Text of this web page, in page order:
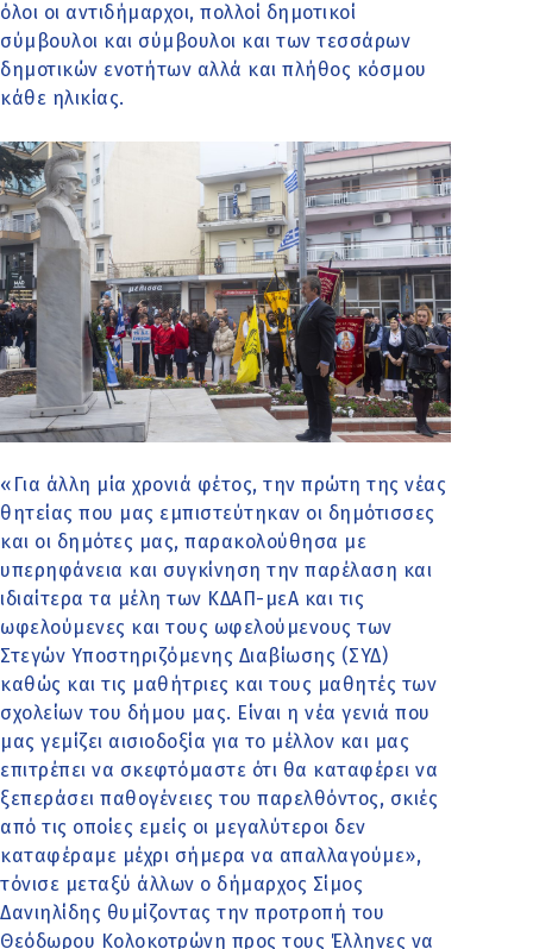
όλοι οι αντιδήμαρχοι, πολλοί δημοτικοί
σύμβουλοι και σύμβουλοι και των τεσσάρων
δημοτικών ενοτήτων αλλά και πλήθος κόσμου
κάθε ηλικίας.
«Για άλλη μία χρονιά φέτος, την πρώτη της νέας
θητείας που μας εμπιστεύτηκαν οι δημότισσες
και οι δημότες μας, παρακολούθησα με
υπερηφάνεια και συγκίνηση την παρέλαση και
ιδιαίτερα τα μέλη των ΚΔΑΠ-μεΑ και τις
ωφελούμενες και τους ωφελούμενους των
Στεγών Υποστηριζόμενης Διαβίωσης (ΣΥΔ)
καθώς και τις μαθήτριες και τους μαθητές των
σχολείων του δήμου μας. Είναι η νέα γενιά που
μας γεμίζει αισιοδοξία για το μέλλον και μας
επιτρέπει να σκεφτόμαστε ότι θα καταφέρει να
ξεπεράσει παθογένειες του παρελθόντος, σκιές
από τις οποίες εμείς οι μεγαλύτεροι δεν
καταφέραμε μέχρι σήμερα να απαλλαγούμε»,
τόνισε μεταξύ άλλων ο δήμαρχος Σίμος
Δανιηλίδης θυμίζοντας την προτροπή του
Θεόδωρου Κολοκοτρώνη προς τους Έλληνες να